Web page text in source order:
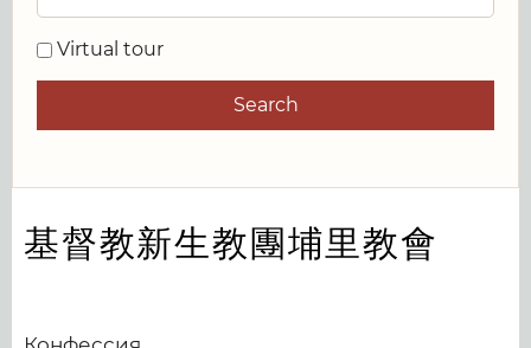
Virtual tour
Search
基督教新生教團埔里教會